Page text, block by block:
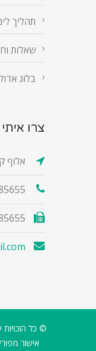
תהליך
שאלות
בלוג
צרו
אלוף קלמן
© כל
אישור